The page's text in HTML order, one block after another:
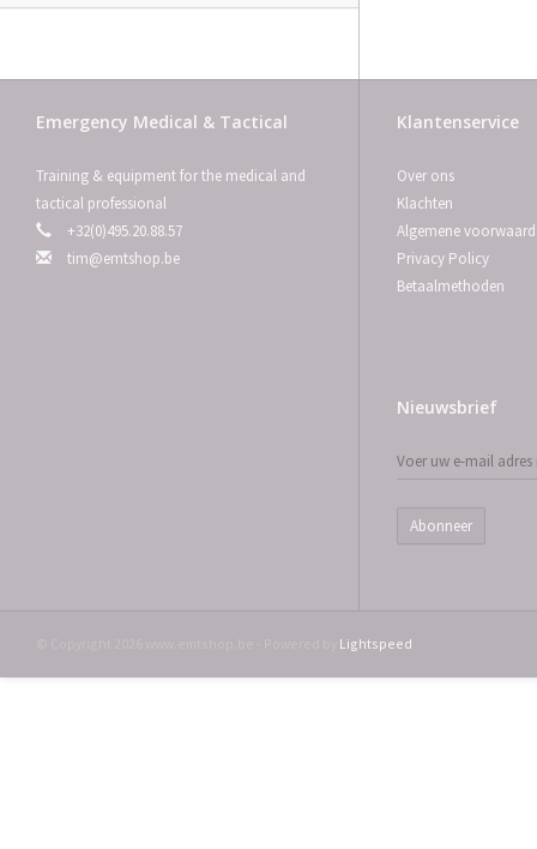
Emergency Medical & Tactical
Training & equipment for the medical and
tactical professional
+32(0)495.20.88.57
tim@emtshop.be
Klantenservice
Over ons
Klachten
Algemene
Privacy Policy
Betaalmethoden
Nieuwsbrief
Abonneer
Lightspeed